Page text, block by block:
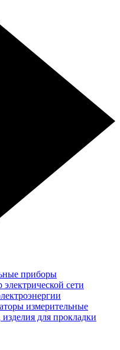
приборы
электрической сети
измерительные
для прокладки